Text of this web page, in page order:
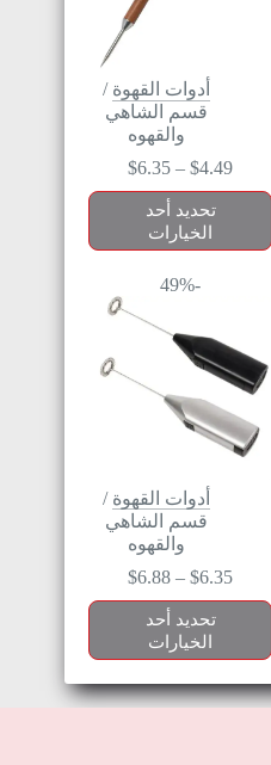
أدوات القهوة /
قسم الشاهي
والقهوه
$4.49
–
$6.35
تحديد أحد
الخيارات
-49%
أدوات القهوة /
قسم الشاهي
والقهوه
$6.35
–
$6.88
تحديد أحد
الخيارات